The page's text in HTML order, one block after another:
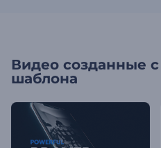
Видео созданные
шаблона